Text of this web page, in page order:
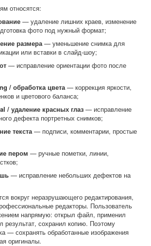
относятся:
— удаление лишних краев, изменение
фото под нужный формат;
размера — уменьшение снимка для
или вставки в слайд-шоу;
— исправление ориентации фото после
/ обработка цвета — коррекция яркости,
и цветового баланса;
/ удаление красных глаз — исправление
дефекта портретных снимков;
текста — подписи, комментарии, простые
пером — ручные пометки, линии,
— исправление небольших дефектов на
вокруг неразрушающего редактирования,
редакторы. Пользователь
напрямую: открыл файл, применил
результат, сохранил копию. Поэтому
— сохранять обработанные изображения
оригиналы.